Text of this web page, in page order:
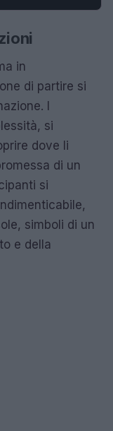
in
di partire si
I
si
dove li
di un
si
simboli di un
e della